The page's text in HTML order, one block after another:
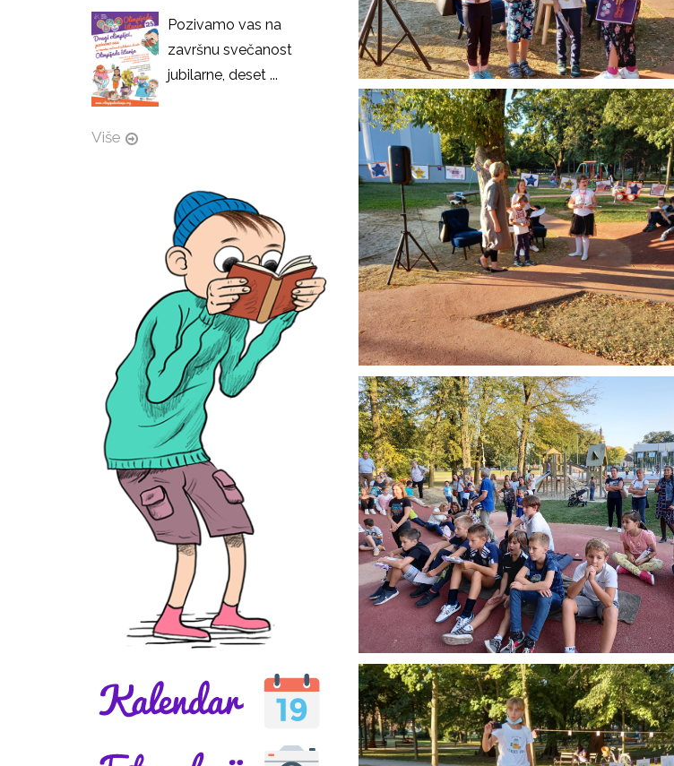
Pozivamo vas na
završnu svečanost
jubilarne, deset ...
Više